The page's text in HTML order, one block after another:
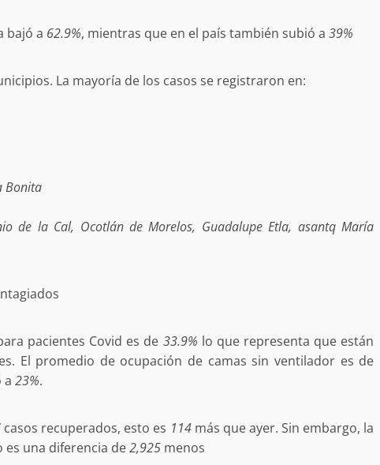
bajó a 62.9%, mientras que en el país también subió a 39%
La mayoría de los casos se registraron en:
Bonita
de la Cal, Ocotlán de Morelos, Guadalupe Etla, asantq María
pacientes Covid es de 33.9% lo que representa que están
El promedio de ocupación de camas sin ventilador es de
a 23%.
casos recuperados, esto es 114más que ayer. Sin embargo, la
es una diferencia de2,925 menos
Ruffo en Baja
delincuencia
admin 5 agosto 2026
de Seguridad
la Sierra Sur
desaparecida
organizada y contrabando